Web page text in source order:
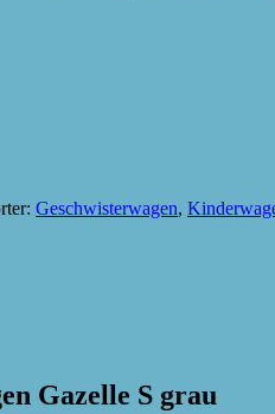
Geschwisterwagen,
Gazelle S grau